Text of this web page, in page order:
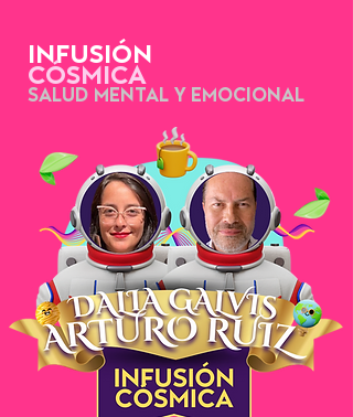
INFUSIÓN
CÓSMICA
SALUD MENTAL Y EMOCIONAL